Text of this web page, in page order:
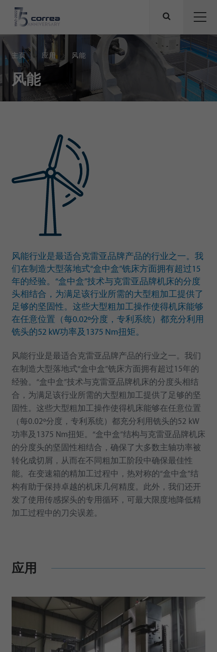
主页 应用 风能
风能
风能行业是最适合克雷亚品牌产品的行业之一。我
们在制造大型落地式“盒中盒”铣床方面拥有超过15
年的经验。“盒中盒”技术与克雷亚品牌机床的分度
头相结合，为满足该行业所需的大型粗加工提供了
足够的坚固性。这些大型粗加工操作使得机床能够
在任意位置（每0.02º分度，专利系统）都充分利用
铣头的52 kW功率及1375 Nm扭矩。
风能行业是最适合克雷亚品牌产品的行业之一。我们
在制造大型落地式“盒中盒”铣床方面拥有超过15年的
经验。“盒中盒”技术与克雷亚品牌机床的分度头相结
合，为满足该行业所需的大型粗加工提供了足够的坚
固性。这些大型粗加工操作使得机床能够在任意位置
（每0.02º分度，专利系统）都充分利用铣头的52 kW
功率及1375 Nm扭矩。“盒中盒”结构与克雷亚品牌机床
的分度头的坚固性相结合，确保了大多数主轴功率被
转化成切屑，从而在不同粗加工阶段中确保最佳性
能。在变速箱的精加工过程中，热对称的“盒中盒”结
构有助于保持卓越的机床几何精度。此外，我们还开
发了使用传感探头的专用循环，可最大限度地降低精
加工过程中的刀尖误差。
应用